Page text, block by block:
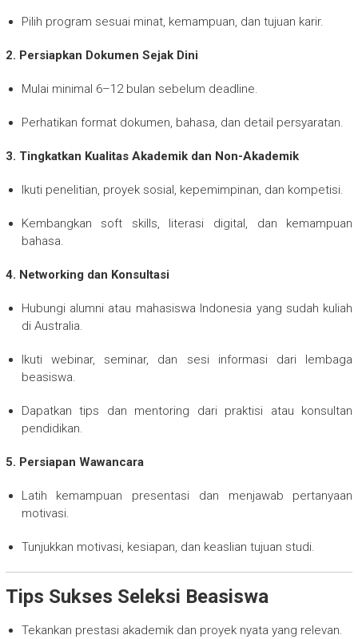
Pilih program sesuai minat, kemampuan, dan tujuan karir.
2. Persiapkan Dokumen Sejak Dini
Mulai minimal 6–12 bulan sebelum deadline.
Perhatikan format dokumen, bahasa, dan detail persyaratan.
3. Tingkatkan Kualitas Akademik dan Non-Akademik
Ikuti penelitian, proyek sosial, kepemimpinan, dan kompetisi.
Kembangkan soft skills, literasi digital, dan kemampuan
bahasa.
4. Networking dan Konsultasi
Hubungi alumni atau mahasiswa Indonesia yang sudah kuliah
di Australia.
Ikuti webinar, seminar, dan sesi informasi dari lembaga
beasiswa.
Dapatkan tips dan mentoring dari praktisi atau konsultan
pendidikan.
5. Persiapan Wawancara
Latih kemampuan presentasi dan menjawab pertanyaan
motivasi.
Tunjukkan motivasi, kesiapan, dan keaslian tujuan studi.
Tips Sukses Seleksi Beasiswa
Tekankan prestasi akademik dan proyek nyata yang relevan.